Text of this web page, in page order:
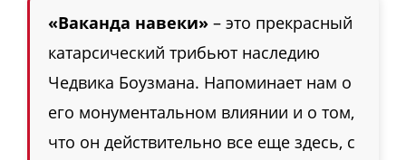
«Ваканда навеки» – это прекрасный
катарсический трибьют наследию
Чедвика Боузмана. Напоминает нам о
его монументальном влиянии и о том,
что он действительно все еще здесь, с